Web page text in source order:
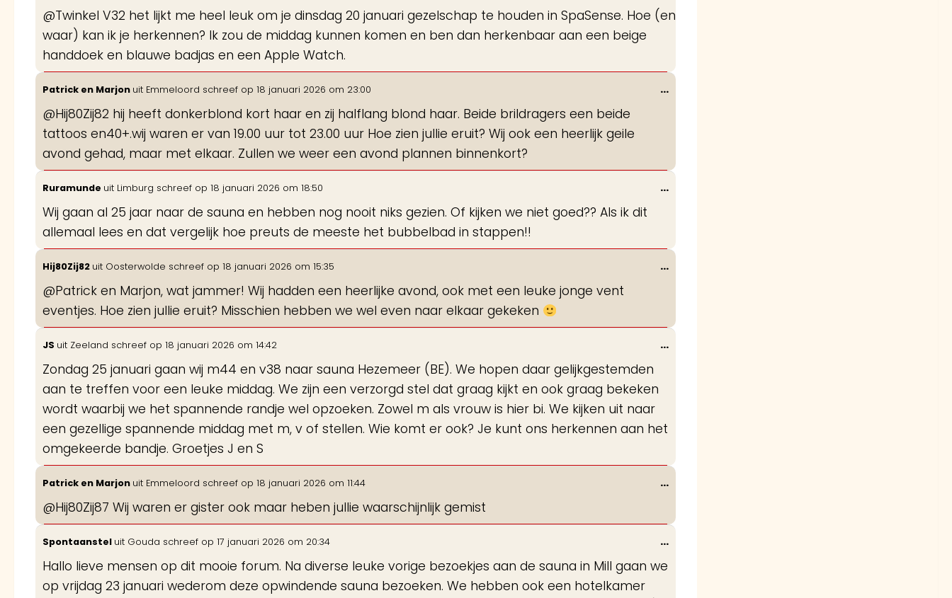
lijst
@Twinkel V32 het lijkt me heel leuk om je dinsdag 20 januari gezelschap te houden in SpaSense. Hoe (en
waar) kan ik je herkennen? Ik zou de middag kunnen komen en ben dan herkenbaar aan een beige
handdoek en blauwe badjas en een Apple Watch.
metabox.
Patrick en Marjon uit Emmeloord schreef op 18 januari 2026 om 23:00
@Hij80Zij82 hij heeft donkerblond kort haar en zij halflang blond haar. Beide brildragers een beide
tattoos en40+.wij waren er van 19.00 uur tot 23.00 uur Hoe zien jullie eruit? Wij ook een heerlijk geile
avond gehad, maar met elkaar. Zullen we weer een avond plannen binnenkort?
...Wissel
Ruramunde uit Limburg schreef op 18 januari 2026 om 18:50
Wij gaan al 25 jaar naar de sauna en hebben nog nooit niks gezien. Of kijken we niet goed?? Als ik dit
allemaal lees en dat vergelijk hoe preuts de meeste het bubbelbad in stappen!!
...Wissel
Hij80Zij82 uit Oosterwolde schreef op 18 januari 2026 om 15:35
@Patrick en Marjon, wat jammer! Wij hadden een heerlijke avond, ook met een leuke jonge vent
eventjes. Hoe zien jullie eruit? Misschien hebben we wel even naar elkaar gekeken
...Wissel
JS uit Zeeland schreef op 18 januari 2026 om 14:42
Zondag 25 januari gaan wij m44 en v38 naar sauna Hezemeer (BE). We hopen daar gelijkgestemden
aan te treffen voor een leuke middag. We zijn een verzorgd stel dat graag kijkt en ook graag bekeken
wordt waarbij we het spannende randje wel opzoeken. Zowel m als vrouw is hier bi. We kijken uit naar
een gezellige spannende middag met m, v of stellen. Wie komt er ook? Je kunt ons herkennen aan het
omgekeerde bandje. Groetjes J en S
...Wissel
Patrick en Marjon uit Emmeloord schreef op 18 januari 2026 om 11:44
@Hij80Zij87 Wij waren er gister ook maar heben jullie waarschijnlijk gemist
...Wissel
metabox.
Spontaanstel uit Gouda schreef op 17 januari 2026 om 20:34
Hallo lieve mensen op dit mooie forum. Na diverse leuke vorige bezoekjes aan de sauna in Mill gaan we
op vrijdag 23 januari wederom deze opwindende sauna bezoeken. We hebben ook een hotelkamer
...Wissel